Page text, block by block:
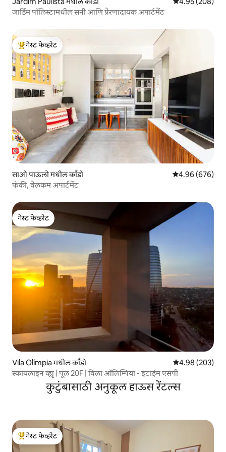
जार्डिम पॉलिस्टामधील सनी आणि प्रेरणादायक अपार्टमेंट
टॉप गेस्ट फेव्हरेट
गेस्ट फेव्हरेट
साओ पाऊलो मधील काँडो 5 पैकी 4.96
4.96 (676)
फंकी, वेलकम अपार्टमेंट
गेस्ट फेव्हरेट
गेस्ट फेव्हरेट
Vila Olímpia मधील काँडो 5 पैकी 4.98
4.98 (203)
स्कायलाइन व्ह्यू | पूल 20F | विला ऑलिम्पिया - इटाईम एसपी
कुटुंबासाठी अनुकूल हाऊस रेंटल्स
टॉप गेस्ट फेव्हरेट
गेस्ट फेव्हरेट